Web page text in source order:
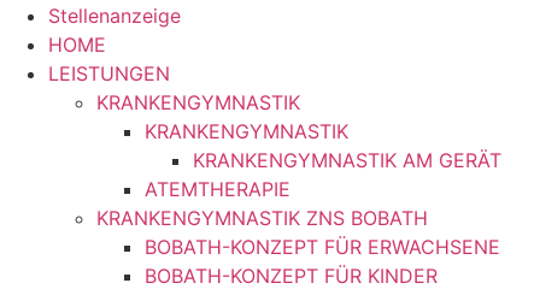
Stellenanzeige
HOME
LEISTUNGEN
KRANKENGYMNASTIK
KRANKENGYMNASTIK
KRANKENGYMNASTIK AM GERÄT
ATEMTHERAPIE
KRANKENGYMNASTIK ZNS BOBATH
BOBATH-KONZEPT FÜR ERWACHSENE
BOBATH-KONZEPT FÜR KINDER